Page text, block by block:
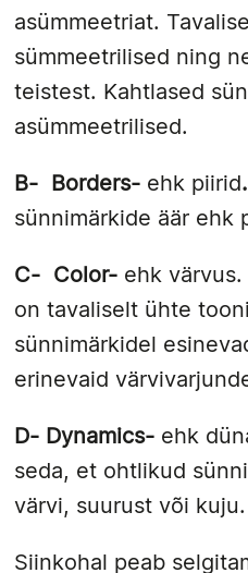
asümmeetriat.
sümmeetrilised ning
teistest. Kahtlased
asümmeetrilised.
B- Borders- ehk piirid .
sünnimärkide äär ehk
C- Color- ehk värvus.
on tavaliselt ühte
sünnimärkidel
erinevaid
D- Dynamics- ehk
seda, et ohtlikud
värvi, suurust või kuju.
Siinkohal peab